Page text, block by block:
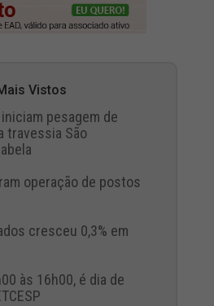
Vistos
iniciam pesagem de
travessia São
operação de postos
cresceu 0,3% em
às 16h00, é dia de